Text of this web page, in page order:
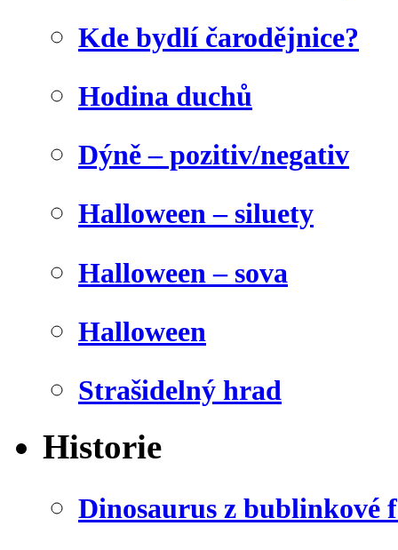
Kde bydlí čarodějnice?
Hodina duchů
Dýně – pozitiv/negativ
Halloween – siluety
Halloween – sova
Halloween
Strašidelný hrad
Historie
Dinosaurus z bublinkové